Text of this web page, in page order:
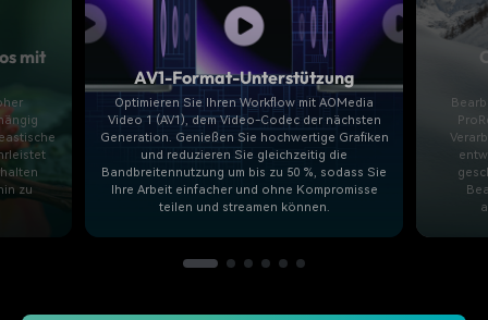
mit
zu
AV1-Format-Unterstützung
Optimieren Sie Ihren Workflow mit AOMedia
Video 1 (AV1), dem Video-Codec der nächsten
Generation. Genießen Sie hochwertige Grafiken
und reduzieren Sie gleichzeitig die
Bandbreitennutzung um bis zu 50 %, sodass Sie
Ihre Arbeit einfacher und ohne Kompromisse
teilen und streamen können.